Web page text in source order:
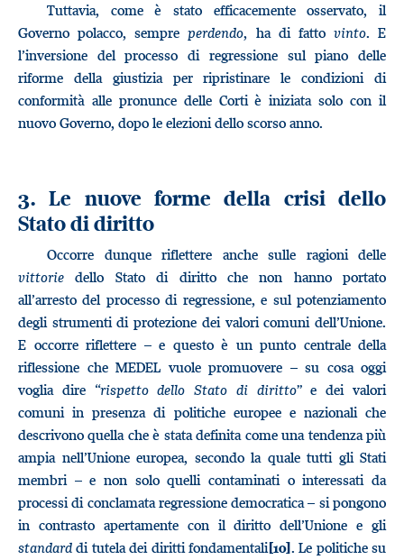
Tuttavia, come è stato efficacemente osservato, il
Governo polacco, sempre perdendo, ha di fatto vinto. E
l’inversione del processo di regressione sul piano delle
riforme della giustizia per ripristinare le condizioni di
conformità alle pronunce delle Corti è iniziata solo con il
nuovo Governo, dopo le elezioni dello scorso anno.
3. Le nuove forme della crisi dello
Stato di diritto
Occorre dunque riflettere anche sulle ragioni delle
vittorie dello Stato di diritto che non hanno portato
all’arresto del processo di regressione, e sul potenziamento
degli strumenti di protezione dei valori comuni dell’Unione.
E occorre riflettere – e questo è un punto centrale della
riflessione che MEDEL vuole promuovere – su cosa oggi
voglia dire “rispetto dello Stato di diritto” e dei valori
comuni in presenza di politiche europee e nazionali che
descrivono quella che è stata definita come una tendenza più
ampia nell’Unione europea, secondo la quale tutti gli Stati
membri – e non solo quelli contaminati o interessati da
processi di conclamata regressione democratica – si pongono
in contrasto apertamente con il diritto dell’Unione e gli
standard di tutela dei diritti fondamentali[10]. Le politiche su